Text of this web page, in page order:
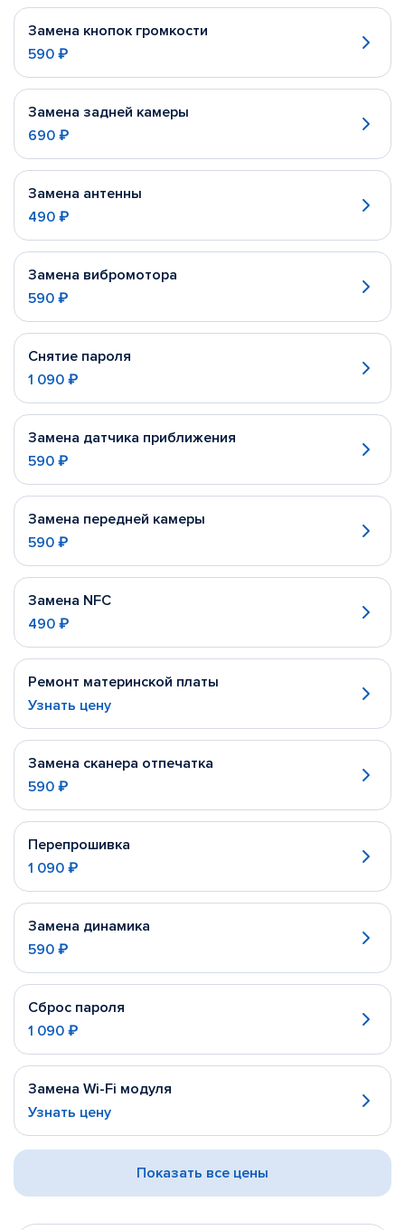
Замена кнопок громкости
590 ₽
Замена задней камеры
690 ₽
Замена антенны
490 ₽
Замена вибромотора
590 ₽
Снятие пароля
1 090 ₽
Замена датчика приближения
590 ₽
Замена передней камеры
590 ₽
Замена NFC
490 ₽
Ремонт материнской платы
Узнать цену
Замена сканера отпечатка
590 ₽
Перепрошивка
1 090 ₽
Замена динамика
590 ₽
Сброс пароля
1 090 ₽
Замена Wi-Fi модуля
Узнать цену
Показать все цены